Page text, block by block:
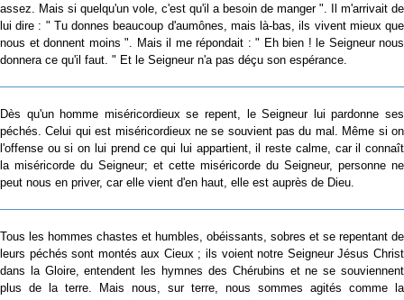
assez. Mais si quelqu'un vole, c'est qu'il a besoin de manger ". Il m'arrivait de
lui dire : " Tu donnes beaucoup d'aumônes, mais là-bas, ils vivent mieux que
nous et donnent moins ". Mais il me répondait : " Eh bien ! le Seigneur nous
donnera ce qu'il faut. " Et le Seigneur n'a pas déçu son espérance.
Dès qu'un homme miséricordieux se repent, le Seigneur lui pardonne ses
péchés. Celui qui est miséricordieux ne se souvient pas du mal. Même si on
l'offense ou si on lui prend ce qui lui appartient, il reste calme, car il connaît
la miséricorde du Seigneur; et cette miséricorde du Seigneur, personne ne
peut nous en priver, car elle vient d'en haut, elle est auprès de Dieu.
Tous les hommes chastes et humbles, obéissants, sobres et se repentant de
leurs péchés sont montés aux Cieux ; ils voient notre Seigneur Jésus Christ
dans la Gloire, entendent les hymnes des Chérubins et ne se souviennent
plus de la terre. Mais nous, sur terre, nous sommes agités comme la